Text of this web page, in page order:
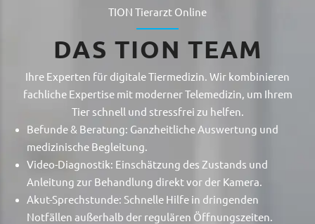
TION Tierarzt Online
DAS TION TEAM
Ihre Experten für digitale Tiermedizin. Wir kombinieren
fachliche Expertise mit moderner Telemedizin, um Ihrem
Tier schnell und stressfrei zu helfen.
Befunde & Beratung: Ganzheitliche Auswertung und
medizinische Begleitung.
Video-Diagnostik: Einschätzung des Zustands und
Anleitung zur Behandlung direkt vor der Kamera.
Akut-Sprechstunde: Schnelle Hilfe in dringenden
Notfällen außerhalb der regulären Öffnungszeiten.